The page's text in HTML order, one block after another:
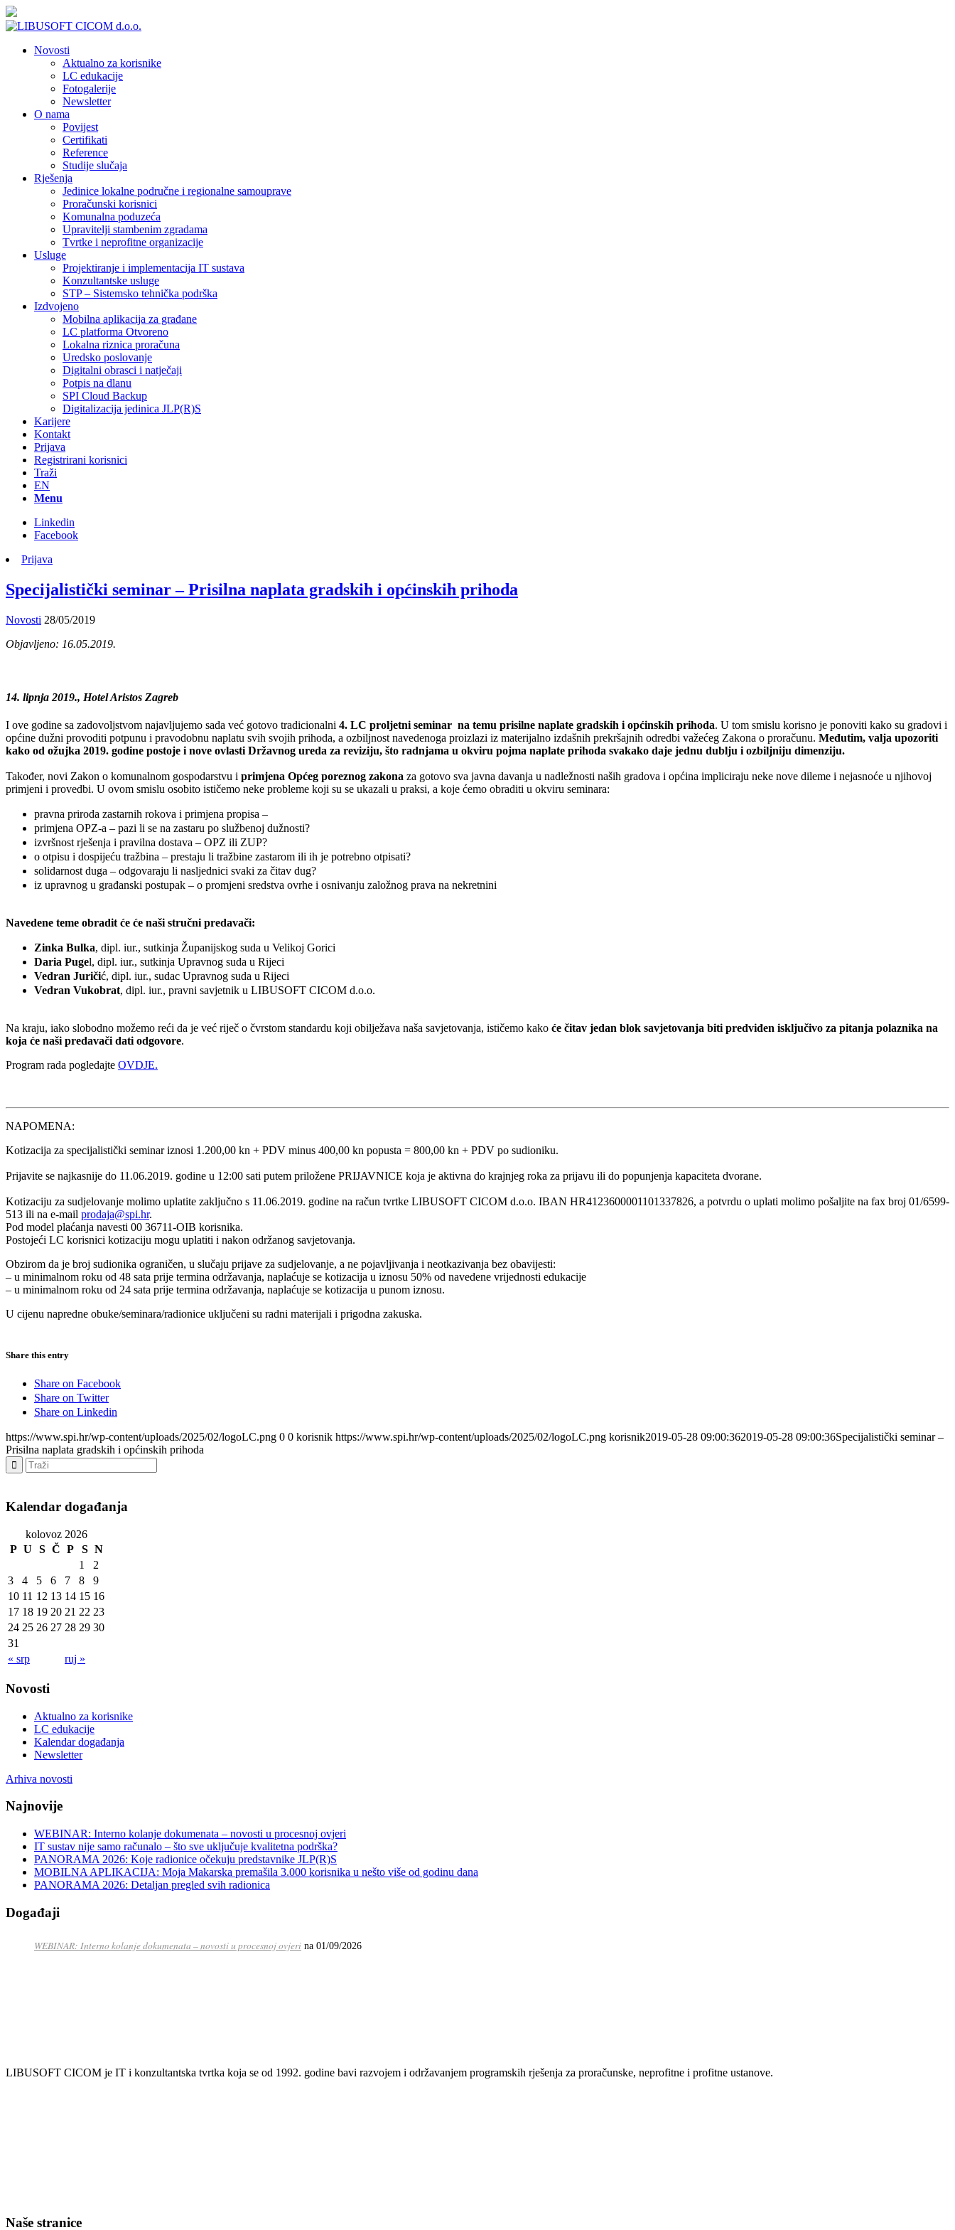
Novosti
Aktualno za korisnike
LC edukacije
Fotogalerije
Newsletter
O nama
Povijest
Certifikati
Reference
Studije slučaja
Rješenja
Jedinice lokalne područne i regionalne samouprave
Proračunski korisnici
Komunalna poduzeća
Upravitelji stambenim zgradama
Tvrtke i neprofitne organizacije
Usluge
Projektiranje i implementacija IT sustava
Konzultantske usluge
STP – Sistemsko tehnička podrška
Izdvojeno
Mobilna aplikacija za građane
LC platforma Otvoreno
Lokalna riznica proračuna
Uredsko poslovanje
Digitalni obrasci i natječaji
Potpis na dlanu
SPI Cloud Backup
Digitalizacija jedinica JLP(R)S
Karijere
Kontakt
Prijava
Registrirani korisnici
Traži
EN
Menu
Linkedin
Facebook
Prijava
Specijalistički seminar – Prisilna naplata gradskih i općinskih prihoda
Novosti 28/05/2019
Objavljeno: 16.05.2019.
14. lipnja 2019., Hotel Aristos Zagreb
I ove godine sa zadovoljstvom najavljujemo sada već gotovo tradicionalni 4. LC proljetni seminar na temu prisilne naplate gradskih i općinskih prihoda. U tom smislu korisno je ponoviti kako su gradovi i
općine dužni provoditi potpunu i pravodobnu naplatu svih svojih prihoda, a ozbiljnost navedenoga proizlazi iz materijalno izdašnih prekršajnih odredbi važećeg Zakona o proračunu. Međutim, valja upozoriti
kako od ožujka 2019. godine postoje i nove ovlasti Državnog ureda za reviziju, što radnjama u okviru pojma naplate prihoda svakako daje jednu dublju i ozbiljniju dimenziju.
Također, novi Zakon o komunalnom gospodarstvu i primjena Općeg poreznog zakona za gotovo sva javna davanja u nadležnosti naših gradova i općina impliciraju neke nove dileme i nejasnoće u njihovoj
primjeni i provedbi. U ovom smislu osobito ističemo neke probleme koji su se ukazali u praksi, a koje ćemo obraditi u okviru seminara:
pravna priroda zastarnih rokova i primjena propisa –
primjena OPZ-a – pazi li se na zastaru po službenoj dužnosti?
izvršnost rješenja i pravilna dostava – OPZ ili ZUP?
o otpisu i dospijeću tražbina – prestaju li tražbine zastarom ili ih je potrebno otpisati?
solidarnost duga – odgovaraju li nasljednici svaki za čitav dug?
iz upravnog u građanski postupak – o promjeni sredstva ovrhe i osnivanju založnog prava na nekretnini
Navedene teme obradit će će naši stručni predavači:
Zinka Bulka, dipl. iur., sutkinja Županijskog suda u Velikoj Gorici
Daria Pugel, dipl. iur., sutkinja Upravnog suda u Rijeci
Vedran Juričić, dipl. iur., sudac Upravnog suda u Rijeci
Vedran Vukobrat, dipl. iur., pravni savjetnik u LIBUSOFT CICOM d.o.o.
Na kraju, iako slobodno možemo reći da je već riječ o čvrstom standardu koji obilježava naša savjetovanja, ističemo kako će čitav jedan blok savjetovanja biti predviđen isključivo za pitanja polaznika na
koja će naši predavači dati odgovore.
Program rada pogledajte OVDJE.
NAPOMENA:
Kotizacija za specijalistički seminar iznosi 1.200,00 kn + PDV minus 400,00 kn popusta = 800,00 kn + PDV po sudioniku.
Prijavite se najkasnije do 11.06.2019. godine u 12:00 sati putem priložene PRIJAVNICE koja je aktivna do krajnjeg roka za prijavu ili do popunjenja kapaciteta dvorane.
Kotizaciju za sudjelovanje molimo uplatite zaključno s 11.06.2019. godine na račun tvrtke LIBUSOFT CICOM d.o.o. IBAN HR4123600001101337826, a potvrdu o uplati molimo pošaljite na fax broj 01/6599-
513 ili na e-mail prodaja@spi.hr.
Pod model plaćanja navesti 00 36711-OIB korisnika.
Postojeći LC korisnici kotizaciju mogu uplatiti i nakon održanog savjetovanja.
Obzirom da je broj sudionika ograničen, u slučaju prijave za sudjelovanje, a ne pojavljivanja i neotkazivanja bez obavijesti:
– u minimalnom roku od 48 sata prije termina održavanja, naplaćuje se kotizacija u iznosu 50% od navedene vrijednosti edukacije
– u minimalnom roku od 24 sata prije termina održavanja, naplaćuje se kotizacija u punom iznosu.
U cijenu napredne obuke/seminara/radionice uključeni su radni materijali i prigodna zakuska.
Share this entry
Share on Facebook
Share on Twitter
Share on Linkedin
https://www.spi.hr/wp-content/uploads/2025/02/logoLC.png 0 0 korisnik https://www.spi.hr/wp-content/uploads/2025/02/logoLC.png korisnik2019-05-28 09:00:362019-05-28 09:00:36Specijalistički seminar –
Prisilna naplata gradskih i općinskih prihoda
Kalendar događanja
kolovoz 2026
P U S Č P S N
1
2
3
4 5 6 7 8
9
10 11 12 13 14 15 16
17 18 19 20 21 22 23
24 25 26 27 28 29 30
31
« srp
ruj »
Novosti
Aktualno za korisnike
LC edukacije
Kalendar događanja
Newsletter
Arhiva novosti
Najnovije
WEBINAR: Interno kolanje dokumenata – novosti u procesnoj ovjeri
IT sustav nije samo računalo – što sve uključuje kvalitetna podrška?
PANORAMA 2026: Koje radionice očekuju predstavnike JLP(R)S
MOBILNA APLIKACIJA: Moja Makarska premašila 3.000 korisnika u nešto više od godinu dana
PANORAMA 2026: Detaljan pregled svih radionica
Događaji
WEBINAR: Interno kolanje dokumenata – novosti u procesnoj ovjeri na 01/09/2026
LIBUSOFT CICOM je IT i konzultantska tvrtka koja se od 1992. godine bavi razvojem i održavanjem programskih rješenja za proračunske, neprofitne i profitne ustanove.
Naše stranice